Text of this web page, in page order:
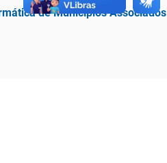
de Municípios Associados